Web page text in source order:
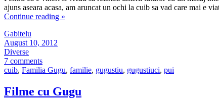
ajuns aseara acasa, am aruncat un ochi la cuib sa vad care mai e
Continue reading »
Gabitelu
August 10, 2012
Diverse
7 comments
cuib, Familia Gugu, familie, gugustiu, gugustiuci, pui
Filme cu Gugu